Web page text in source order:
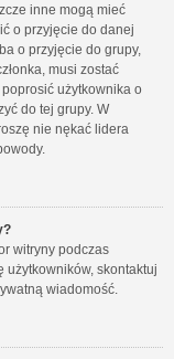
inne mogą mieć
o przyjęcie do danej
o przyjęcie do grupy,
musi zostać
użytkownika o
do tej grupy. W
nie nękać lidera
witryny podczas
użytkowników, skontaktuj
wiadomość.